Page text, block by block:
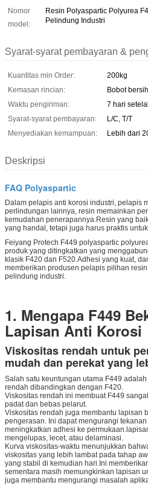
Nomor
model:
Resin Polyaspartic Polyurea
Pelindung Industri
Syarat-syarat pembayaran &
Kuantitas min Order:
200kg
Kemasan rincian:
Bobot
Waktu pengiriman:
7 hari
Syarat-syarat pembayaran:
L/C, T/T
Menyediakan kemampuan:
Lebih dari
Deskripsi
FAQ Polyaspartic
Dalam pelapis anti korosi industri, pelapis
perlindungan lainnya, resin memainkan
kemudahan penerapannya.Resin yang
yang handal, tetapi juga harus praktis
Feiyang Protech F449 polyaspartic
produk yang ditingkatkan yang
klasik F420 dan F520.Adhesi yang kuat,
memberikan produsen pelapis pilihan
pelindung industri.
1. Mengapa F449
Lapisan Anti Korosi
Viskositas rendah untuk
mudah dan perekat yang
Salah satu keuntungan utama F449
rendah dibandingkan dengan F420.
Viskositas rendah ini membuat F449
padat dan bebas pelarut.
Viskositas rendah juga membantu lapisan
pengerasan. Ini dapat mengurangi
meningkatkan adhesi ke
mengelupas, lecet, atau delaminasi.
Kurva viskositas-waktu menunjukkan
viskositas yang lebih lambat pada tahap
yang stabil di kemudian hari.Ini
sementara masih memungkinkan lapisan
juga membantu mengurangi masalah